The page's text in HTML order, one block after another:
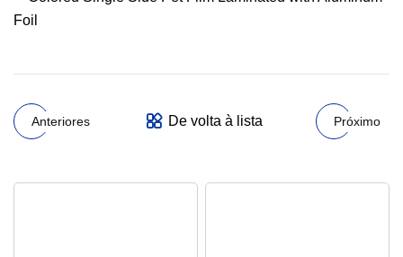
Anteriores De volta à lista Próximo